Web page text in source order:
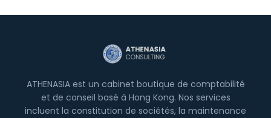
personnels.
ATHENASIA est un cabinet boutique de comptabilité
et de conseil basé à Hong Kong. Nos services
incluent la constitution de sociétés, la maintenance